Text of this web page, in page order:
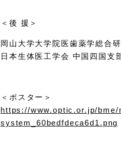
＜後 援＞
岡山大学大学院医歯薬学総合
日本生体医工学会 中国四国支
＜ポスター＞
https://www.optic.or.jp/
system_60bedfdeca6d1.png